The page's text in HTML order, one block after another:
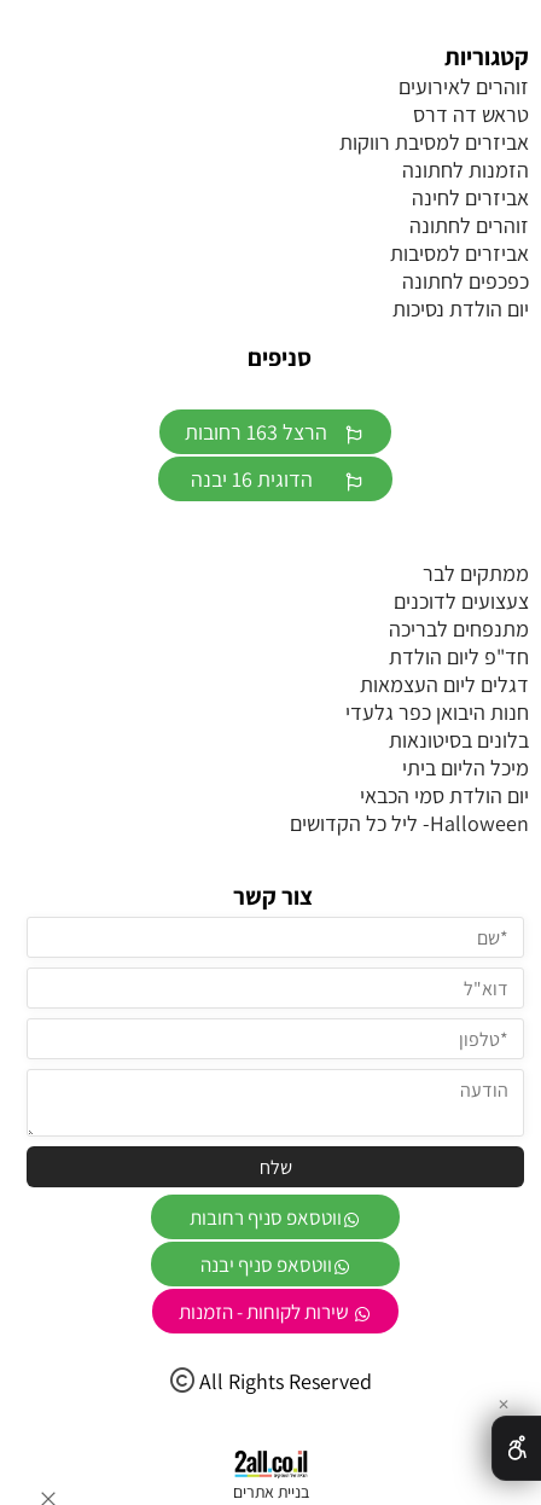
קטגוריות
זוהרים לאירועים
טראש דה דרס
אביזרים למסיבת רווקות
הזמנות לחתונה
אביזרים לחינה
זוהרים לחתונה
אביזרים למסיבות
כפכפים לחתונה
יום הולדת נסיכות
סניפים
הרצל 163 רחובות
הדוגית 16 יבנה
ממתקים לבר
צעצועים לדוכנים
מתנפחים לבריכה
חד"פ ליום הולדת
דגלים ליום העצמאות
חנות היבואן כפר גלעדי
בלונים בסיטונאות
מיכל הליום ביתי
יום הולדת סמי הכבאי
Halloween- ליל כל הקדושים
צור קשר
ווטסאפ סניף רחובות
ווטסאפ סניף יבנה
שירות לקוחות - הזמנות
All Rights Reserved
בניית אתרים
✕